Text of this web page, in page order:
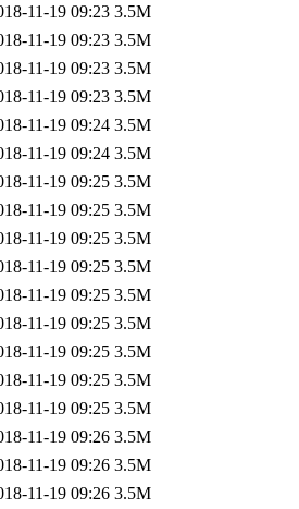
11-19 09:23 3.5M
11-19 09:23 3.5M
11-19 09:23 3.5M
11-19 09:23 3.5M
11-19 09:24 3.5M
11-19 09:24 3.5M
11-19 09:25 3.5M
11-19 09:25 3.5M
11-19 09:25 3.5M
11-19 09:25 3.5M
11-19 09:25 3.5M
11-19 09:25 3.5M
11-19 09:25 3.5M
11-19 09:25 3.5M
11-19 09:25 3.5M
11-19 09:26 3.5M
11-19 09:26 3.5M
11-19 09:26 3.5M